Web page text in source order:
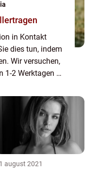
in Kontakt
dies tun, indem
Wir versuchen,
2 Werktagen zu
Kommentare auf
august 2021